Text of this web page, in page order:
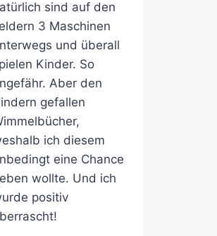
sind auf den
3 Maschinen
und überall
Kinder. So
Aber den
gefallen
ich diesem
eine Chance
wollte. Und ich
positiv